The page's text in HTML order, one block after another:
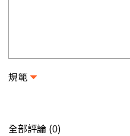
規範
全部評論 (0)